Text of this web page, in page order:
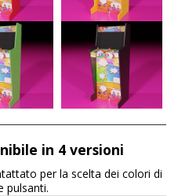
in 4 versioni
per la scelta dei colori di
pulsanti.